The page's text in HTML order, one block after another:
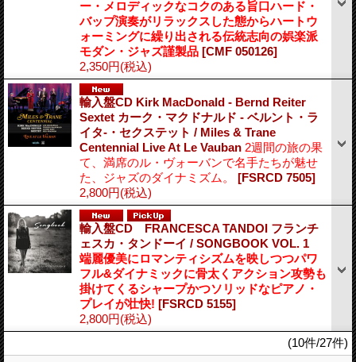
ー・メロディックなコクのある旨口ハード・
バップ演奏がリラックスした態からハートウ
ォーミングに繰り出される伝統志向の娯楽派
モダン・ジャズ謹製品 [CMF 050126]
2,350円(税込)
輸入盤CD Kirk MacDonald - Bernd Reiter
Sextet カーク・マクドナルド - ベルント・ラ
イタ-・セクステット / Miles & Trane
Centennial Live At Le Vauban 2週間の旅の果
て、満席のル・ヴォーバンで名手たちが魅せ
た、ジャズのダイナミズム。
[FSRCD 7505]
2,800円(税込)
輸入盤CD FRANCESCA TANDOI フランチ
ェスカ・タンドーイ / SONGBOOK VOL. 1
端麗優美にロマンティシズムを映しつつパワ
フル&ダイナミックに骨太くアクション攻勢も
掛けてくるシャープかつソリッドなピアノ・
プレイが壮快! [FSRCD 5155]
2,800円(税込)
(10件/27件)